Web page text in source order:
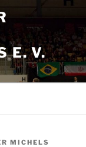
E. V.
MICHELS